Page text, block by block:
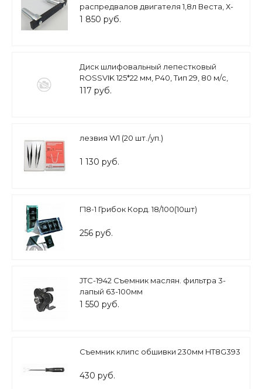
распредвалов двигателя 1,8л Веста, Х-
RAY
1 850 руб.
Диск шлифовальный лепестковый
ROSSVIK 125*22 мм, P40, Тип 29, 80 м/с,
12200 об/мин, оксид циркония
117 руб.
лезвия W1 (20 шт./уп.)
1 130 руб.
Г18-1 Грибок Корд. 18/100(10шт)
256 руб.
JTC-1942 Съемник маслян. фильтра 3-
лапый 63-100мм
1 550 руб.
Съемник клипс обшивки 230мм HT8G393
430 руб.